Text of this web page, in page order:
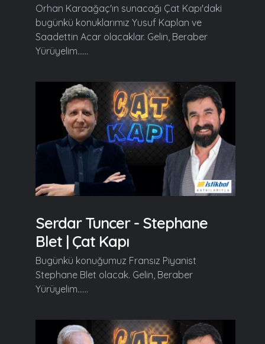
Orhan Karaağaç'ın sunacağı Çat Kapı'daki
bugünkü konuklarımız Yusuf Kaplan ve
Saadettin Acar olacaklar. Gelin, Beraber
Yürüyelim......
Serdar Tuncer - Stephane
Blet | Çat Kapı
Bugünkü konuğumuz Fransız Piyanist
Stephane Blet olacak. Gelin, Beraber
Yürüyelim......